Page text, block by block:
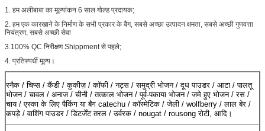
1. हम अलीबाबा का मूल्यांकन 6 साल गोल्ड प्रदायक;
2. हम एक कारखाने के निर्माण के सभी प्रकार के बैग, सबसे अच्छा उत्पादन क्षमता, सबसे अच्छी गुणवत्ता
नियंत्रण, सबसे अच्छी सेवा
3.100% QC निरीक्षण Shippment से पहले;
4. प्रतिस्पर्धी मूल्य।
स्नैक / चिप्स / कैंडी / कुकीज़ / कॉफी / नट्स / समुद्री भोजन / दूध पाउडर / आटा / पालतू
भोजन / चावल / अनाज / चीनी / तत्काल भोजन / पूर्व-पकाया भोजन / जमे हुए भोजन / रस /
चाय / एस्का के लिए पैकिंग या बैग catechu / कॉस्मेटिक / जेली / wolfberry / लाल बेर /
कपड़े / वाशिंग पाउडर / डिटर्जेंट तरल / उर्वरक / nougat / rousong रोटी, आदि।